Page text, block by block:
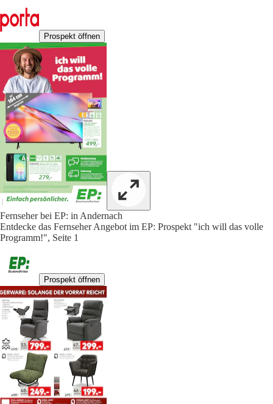
Prospekt öffnen
Fernseher bei EP: in Andernach
Entdecke das Fernseher Angebot im EP: Prospekt "ich will das volle
Programm!", Seite 1
Prospekt öffnen